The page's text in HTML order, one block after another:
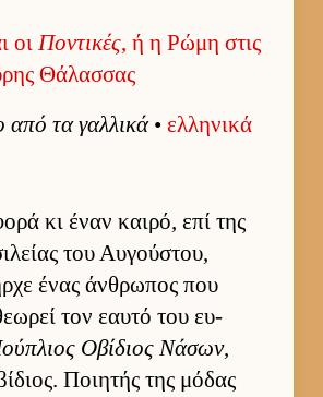
οι Ποντικές, ή η Ρώμη στις
Θάλασσας
τα γαλ­λικά• ελ­ληνικά
κι έναν και­ρό, επί της
του Αυ­γού­στου,
ένας άν­θρωπος που
τον εαυτό του ευ­
Οβίδιος Νάσων,
Ποι­ητής της μόδας